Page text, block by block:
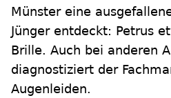
Münster eine
Jünger entdeckt: Petrus
Brille. Auch bei anderen
diagnostiziert der
Augenleiden.